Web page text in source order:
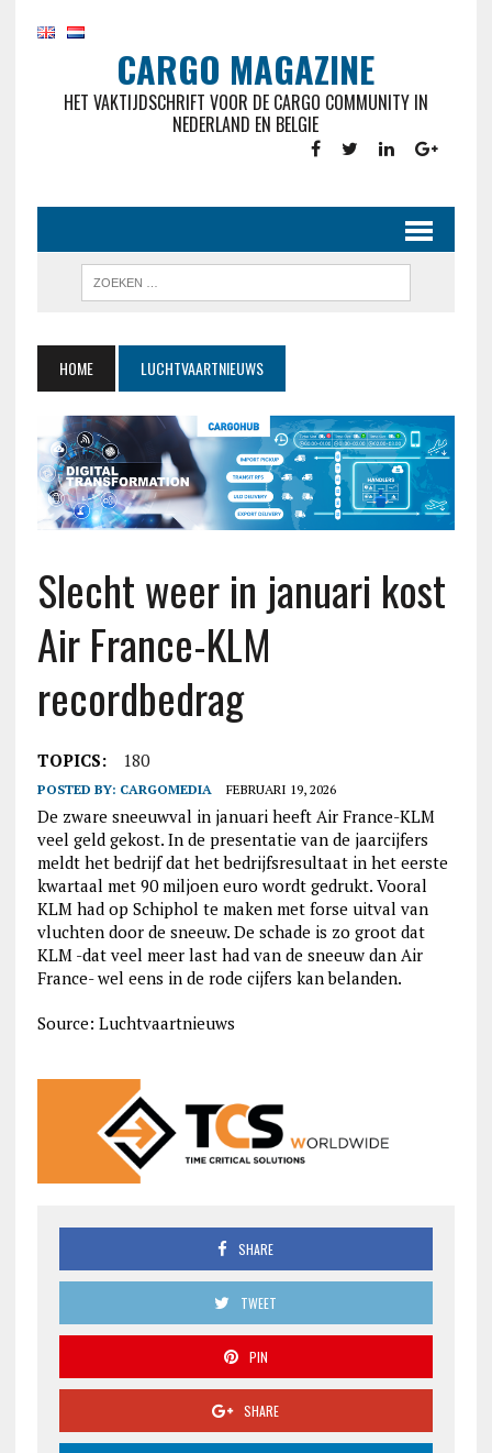
CARGO MAGAZINE
HET VAKTIJDSCHRIFT VOOR DE CARGO COMMUNITY IN
NEDERLAND EN BELGIE
HOME LUCHTVAARTNIEUWS
Slecht weer in januari kost
Air France-KLM
recordbedrag
TOPICS: 180
POSTED BY: CARGOMEDIA FEBRUARI 19, 2026
De zware sneeuwval in januari heeft Air France-KLM
veel geld gekost. In de presentatie van de jaarcijfers
meldt het bedrijf dat het bedrijfsresultaat in het eerste
kwartaal met 90 miljoen euro wordt gedrukt. Vooral
KLM had op Schiphol te maken met forse uitval van
vluchten door de sneeuw. De schade is zo groot dat
KLM -dat veel meer last had van de sneeuw dan Air
France- wel eens in de rode cijfers kan belanden.
Source: Luchtvaartnieuws
SHARE
TWEET
PIN
SHARE